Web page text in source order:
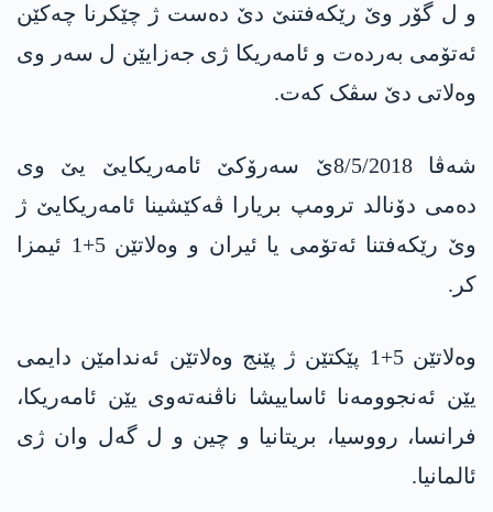
و ل گۆر وێ رێکەفتنێ دێ دەست ژ چێکرنا چەکێن
ئەتۆمی بەردەت و ئامەریکا ژی جەزایێن ل سەر وی
وەلاتی دێ سڤک کەت.
شەڤا 8/5/2018ێ سەرۆکێ ئامەریکایێ یێ وی
دەمی دۆنالد ترومپ بریارا ڤەکێشینا ئامەریکایێ ژ
وێ رێکەفتنا ئەتۆمی یا ئیران و وەلاتێن 5+1 ئیمزا
کر.
وەلاتێن 5+1 پێکتێن ژ پێنج وەلاتێن ئەندامێن دایمی
یێن ئەنجوومەنا ئاساییشا ناڤنەتەوی یێن ئامەریکا،
فرانسا، رووسیا، بریتانیا و چین و ل گەل وان ژی
ئالمانیا.